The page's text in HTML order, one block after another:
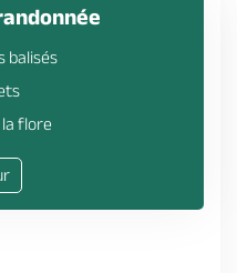
Comment venir ?
balisés
la flore